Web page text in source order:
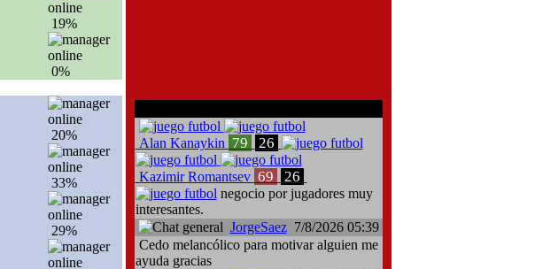
19%
0%
20%
33%
29%
Alan Kanaykin 79 26
Kazimir Romantsev 69 26
negocio por jugadores muy
interesantes.
JorgeSaez7/8/2026 05:39
Cedo melancólico para motivar alguien me
ayuda gracias